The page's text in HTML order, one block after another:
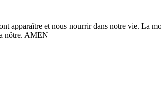
apparaître et nous nourrir dans notre vie. La
nôtre. AMEN